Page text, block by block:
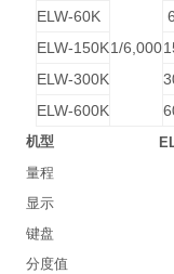
1/6,000
ELW-60K
ELW-150K
ELW-300K
ELW-600K
机型
量程
显示
键盘
分度值